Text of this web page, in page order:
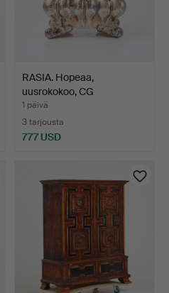
RASIA. Hopeaa,
uusrokokoo, CG
HALLBERG, Tu…
1 päivä
3 tarjousta
777 USD